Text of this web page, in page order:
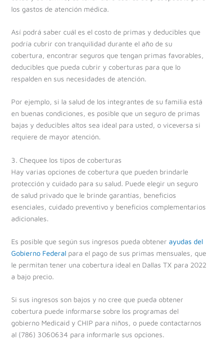
los gastos de atención médica.
Así podrá saber cuál es el costo de primas y deducibles que
podría cubrir con tranquilidad durante el año de su
cobertura, encontrar seguros que tengan primas favorables,
deducibles que pueda cubrir y coberturas para que lo
respalden en sus necesidades de atención.
Por ejemplo, si la salud de los integrantes de su familia está
en buenas condiciones, es posible que un seguro de primas
bajas y deducibles altos sea ideal para usted, o viceversa si
requiere de mayor atención.
3. Chequee los tipos de coberturas
Hay varias opciones de cobertura que pueden brindarle
protección y cuidado para su salud. Puede elegir un seguro
de salud privado que le brinde garantías, beneficios
esenciales, cuidado preventivo y beneficios complementarios
adicionales.
Es posible que según sus ingresos pueda obtener ayudas del
Gobierno Federalpara el pago de sus primas mensuales, que
le permitan tener una cobertura ideal en Dallas TX para 2022
a bajo precio.
Si sus ingresos son bajos y no cree que pueda obtener
cobertura puede informarse sobre los programas del
gobierno Medicaid y CHIP para niños, o puede contactarnos
al (786) 3060634 para informarle sus opciones.